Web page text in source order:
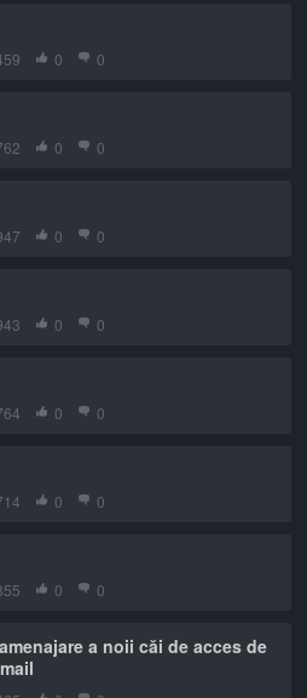
0 0
0 0
0 0
0 0
0 0
0 0
0 0
a noii căi de acces de